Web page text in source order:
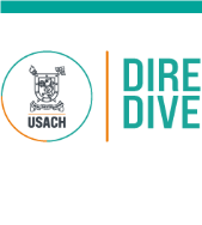
Pasar al contenido